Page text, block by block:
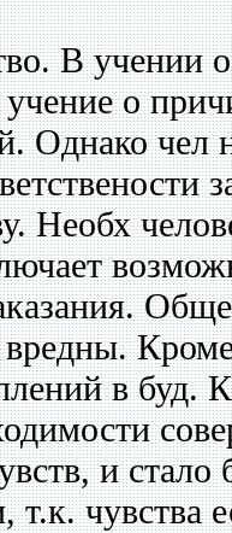
В учении
о
Однако чел
Необх
в буд.
и
т.к. чувства